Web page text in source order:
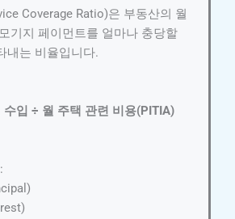
Coverage Ratio)은 부동산의 월
기지 페이먼트를 얼마나 충당할
내는 비율입니다.
수입 ÷ 월 주택 관련 비용(PITIA)